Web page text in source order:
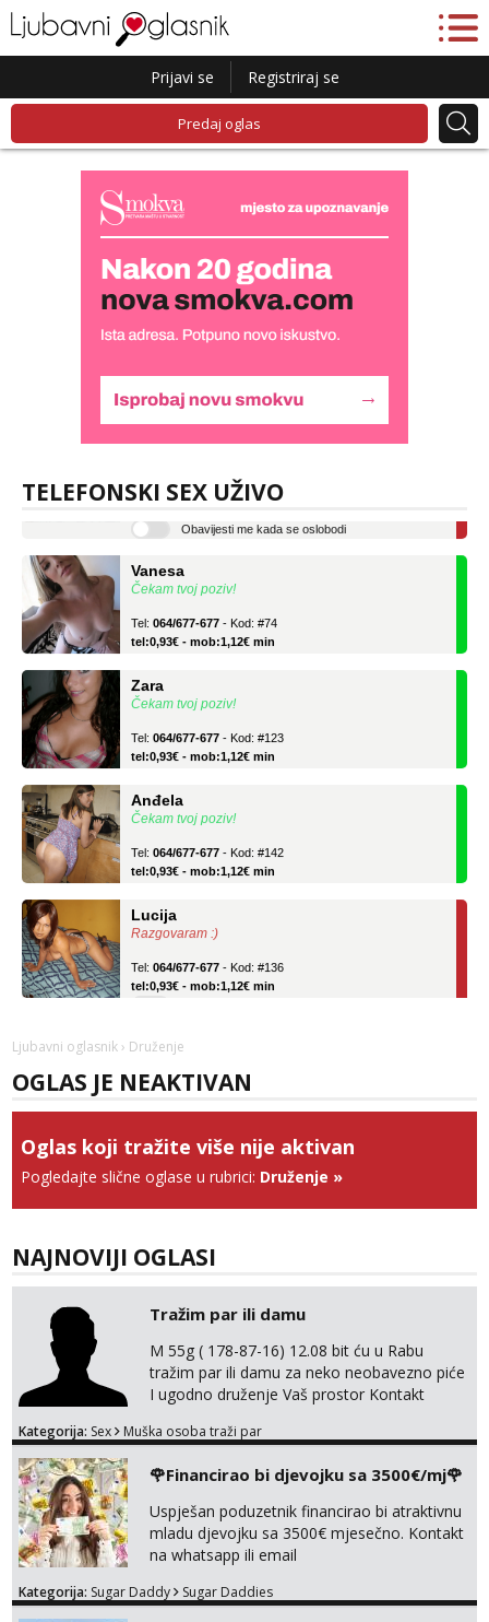
Prijavi se Registriraj se
Predaj oglas
TELEFONSKI SEX UŽIVO
Lucija
Razgovaram :)
tel:0,93€ - mob:1,12€ min
Čekam tvoj poziv!
tel:0,93€ - mob:1,12€ min
Čekam tvoj poziv!
tel:0,93€ - mob:1,12€ min
Čekam tvoj poziv!
tel:0,93€ - mob:1,12€ min
Razgovaram :)
tel:0,93€ - mob:1,12€ min
Obavijesti me kada se oslobodi
Čekam tvoj poziv!
Tel:064/677-677- Kod: #74
Zara
Anđela
Tel:064/677-677 - Kod: #142
Ljubavni oglasnik › Druženje
OGLAS JE NEAKTIVAN
Oglas koji tražite više nije aktivan
Pogledajte slične oglase u rubrici: Druženje »
NAJNOVIJI OGLASI
Tražim par ili damu
M 55g ( 178-87-16) 12.08 bit ću u Rabu
tražim par ili damu za neko neobavezno piće
I ugodno druženje Vaš prostor Kontakt
Kategorija: Sex Muška osoba traži par
🌹Financirao bi djevojku sa 3500€/mj🌹
Uspješan poduzetnik financirao bi atraktivnu
mladu djevojku sa 3500€ mjesečno. Kontakt
na whatsapp ili email
Kategorija: Sugar Daddy Sugar Daddies